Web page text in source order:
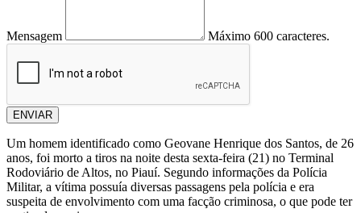
Mensagem Máximo 600 caracteres.
ENVIAR
Um homem identificado como Geovane Henrique dos Santos, de 26
anos, foi morto a tiros na noite desta sexta-feira (21) no Terminal
Rodoviário de Altos, no Piauí. Segundo informações da Polícia
Militar, a vítima possuía diversas passagens pela polícia e era
suspeita de envolvimento com uma facção criminosa, o que pode ter